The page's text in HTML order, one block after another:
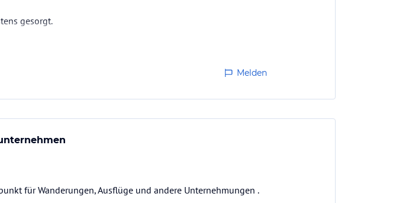
gesorgt.
Melden
für Wanderungen, Ausflüge und andere Unternehmungen .